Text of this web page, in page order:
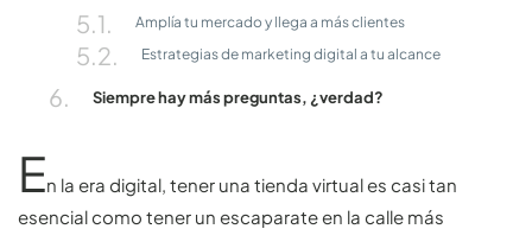
Amplía tu mercado y llega a más clientes
Estrategias de marketing digital a tu alcance
Siempre hay más preguntas, ¿verdad?
En la era digital, tener una tienda virtual es casi tan
esencial como tener un escaparate en la calle más